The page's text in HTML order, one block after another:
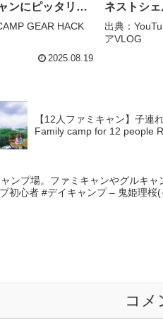
ンにピッタリの
Amazonお買い
GEAR HACK
GEAR HACK
2025.08.19
ネストシ
リアルな
リゾート那
出典：
アVLOG
【12人ファミキャン】子連
Family camp for 12 people
ンプ場。ファミキャンやグルキ
初心者 #デイキャンプ – 鬼姫理桜
コメ